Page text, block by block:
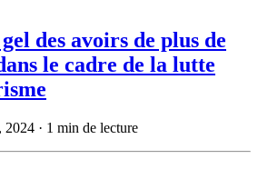
des avoirs de plus de
le cadre de la lutte
2024 · 1 min de lecture